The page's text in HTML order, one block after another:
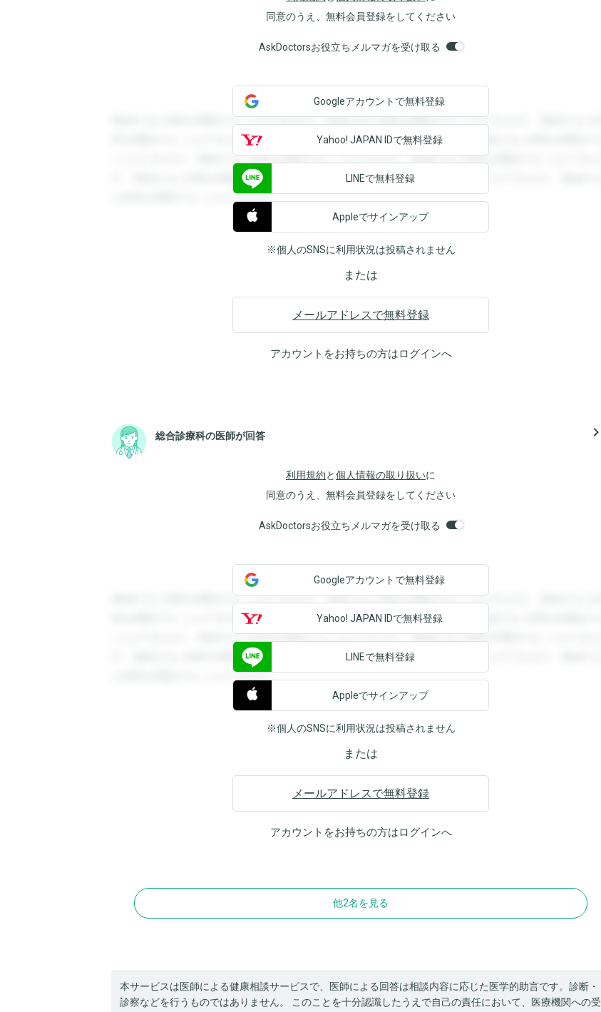
同意のうえ、無料会員登録をしてください
AskDoctorsお役立ちメルマガを受け取る
登録すると回答を閲覧することができます。登録すると回答を閲覧することができます。登録すると回
答を閲覧することができます。登録すると回答を閲覧することができます。登録すると回答を閲覧する
ことができます。登録すると回答を閲覧することができます。登録すると回答を閲覧することができま
す。登録すると回答を閲覧することができます。登録すると回答を閲覧することができます。登録する
と回答を閲覧することができます。
Googleアカウントで無料登録
Yahoo! JAPAN IDで無料登録
LINEで無料登録
Appleでサインアップ
※個人のSNSに利用状況は投稿されません
または
メールアドレスで無料登録
アカウントをお持ちの方はログインへ
総合診療科の医師が回答 navigate_next
利用規約と個人情報の取り扱いに
同意のうえ、無料会員登録をしてください
AskDoctorsお役立ちメルマガを受け取る
登録すると回答を閲覧することができます。登録すると回答を閲覧することができます。登録すると回
答を閲覧することができます。登録すると回答を閲覧することができます。登録すると回答を閲覧する
ことができます。登録すると回答を閲覧することができます。登録すると回答を閲覧することができま
す。登録すると回答を閲覧することができます。登録すると回答を閲覧することができます。登録する
と回答を閲覧することができます。
Googleアカウントで無料登録
Yahoo! JAPAN IDで無料登録
LINEで無料登録
Appleでサインアップ
※個人のSNSに利用状況は投稿されません
または
メールアドレスで無料登録
アカウントをお持ちの方はログインへ
他2名を見る
本サービスは医師による健康相談サービスで、医師による回答は相談内容に応じた医学的助言です。診断・
診察などを行うものではありません。 このことを十分認識したうえで自己の責任において、医療機関への受